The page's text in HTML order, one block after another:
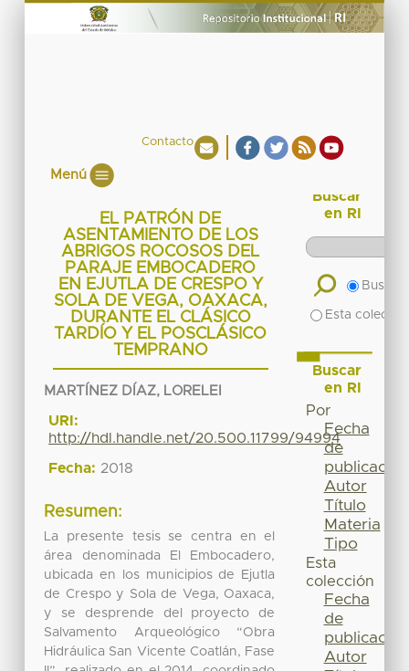
Contacto
Menú
EL PATRÓN DE
ASENTAMIENTO DE LOS
ABRIGOS ROCOSOS DEL
PARAJE EMBOCADERO
EN EJUTLA DE CRESPO Y
SOLA DE VEGA, OAXACA,
DURANTE EL CLÁSICO
TARDÍO Y EL POSCLÁSICO
TEMPRANO
MARTÍNEZ DÍAZ, LORELEI
URI:
http://hdl.handle.net/20.500.11799/94994
Fecha: 2018
Resumen:
La presente tesis se centra en el
área denominada El Embocadero,
ubicada en los municipios de Ejutla
de Crespo y Sola de Vega, Oaxaca,
y se desprende del proyecto de
Salvamento Arqueológico “Obra
Hidráulica San Vicente Coatlán, Fase
Buscar
en RI
Buscar
Esta
Buscar
en RI
Por
Fecha
de
publicación
Autor
Título
Materia
Tipo
Esta
colección
Fecha
de
publicación
Autor